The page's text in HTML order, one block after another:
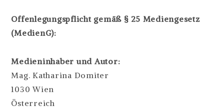
Offenlegungspflicht gemäß § 25 Mediengesetz
(MedienG):
Medieninhaber und Autor:
Mag. Katharina Domiter
1030 Wien
Österreich